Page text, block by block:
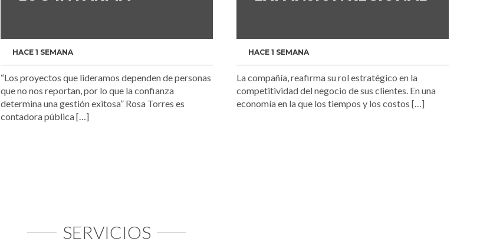
HACE 1 SEMANA
“Los proyectos que lideramos dependen de personas
que no nos reportan, por lo que la confianza
determina una gestión exitosa” Rosa Torres es
contadora pública […]
HACE 1 SEMANA
La compañía, reafirma su rol estratégico en la
competitividad del negocio de sus clientes. En una
economía en la que los tiempos y los costos […]
SERVICIOS